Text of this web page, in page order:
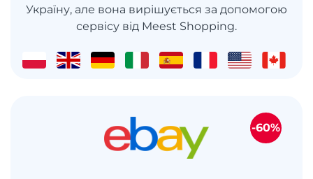
Україну, але вона вирішується за допомогою
сервісу від Meest Shopping.
-60%